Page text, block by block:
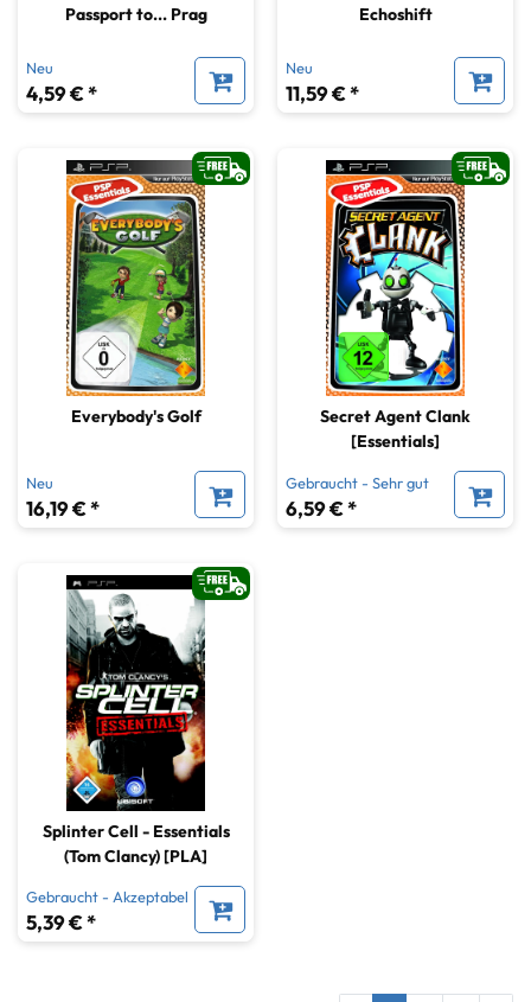
Passport to... Prag
Neu
4,59 € *
Echoshift
Neu
11,59 € *
Everybody's Golf
Neu
16,19 € *
Secret Agent Clank
[Essentials]
Gebraucht - Sehr gut
6,59 € *
Splinter Cell - Essentials
(Tom Clancy) [PLA]
Gebraucht - Akzeptabel
5,39 € *